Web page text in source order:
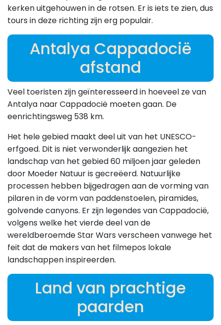
kerken uitgehouwen in de rotsen. Er is iets te zien, dus
tours in deze richting zijn erg populair.
Antalya Cappadocië
afstand
Veel toeristen zijn geïnteresseerd in hoeveel ze van
Antalya naar Cappadocië moeten gaan. De
eenrichtingsweg 538 km.
Het hele gebied maakt deel uit van het UNESCO-
erfgoed. Dit is niet verwonderlijk aangezien het
landschap van het gebied 60 miljoen jaar geleden
door Moeder Natuur is gecreëerd. Natuurlijke
processen hebben bijgedragen aan de vorming van
pilaren in de vorm van paddenstoelen, piramides,
golvende canyons. Er zijn legendes van Cappadocië,
volgens welke het vierde deel van de
wereldberoemde Star Wars verscheen vanwege het
feit dat de makers van het filmepos lokale
landschappen inspireerden.
Land van prachtige
paarden